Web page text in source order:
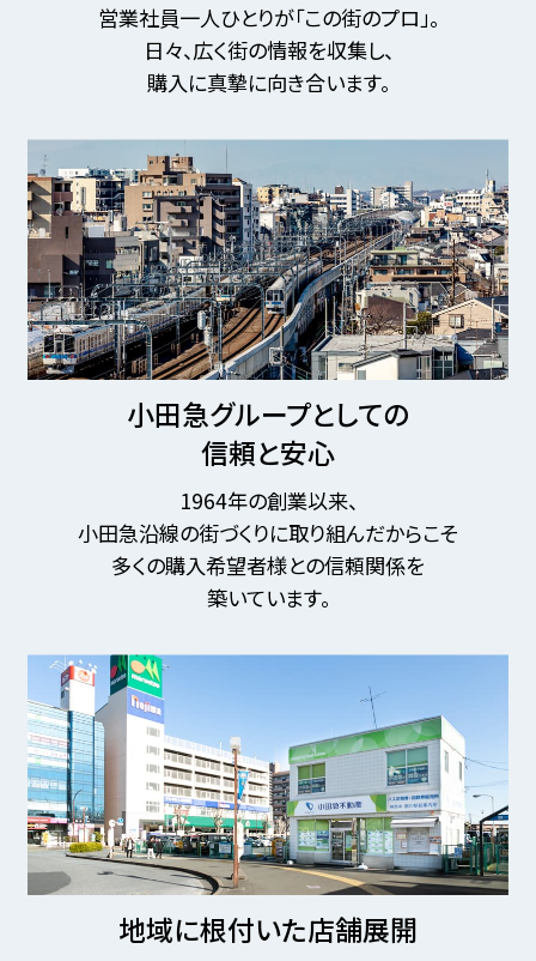
営業社員一人ひとりが「この街のプロ」。
日々、広く街の情報を収集し、
購入に真摯に向き合います。
小田急グループとしての
信頼と安心
1964年の創業以来、
小田急沿線の街づくりに取り組んだからこそ
多くの購入希望者様との信頼関係を
築いています。
地域に根付いた店舗展開